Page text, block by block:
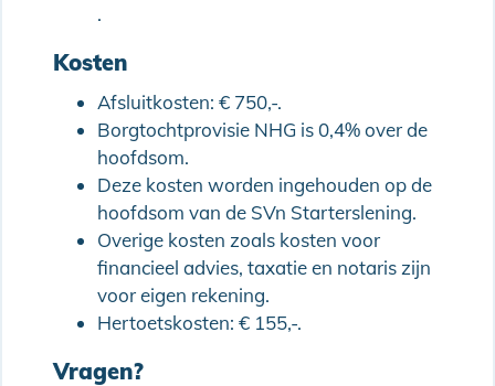
.
Kosten
Afsluitkosten: € 750,-.
Borgtochtprovisie NHG is 0,4% over de
hoofdsom.
Deze kosten worden ingehouden op de
hoofdsom van de SVn Starterslening.
Overige kosten zoals kosten voor
financieel advies, taxatie en notaris zijn
voor eigen rekening.
Hertoetskosten: € 155,-.
Vragen?